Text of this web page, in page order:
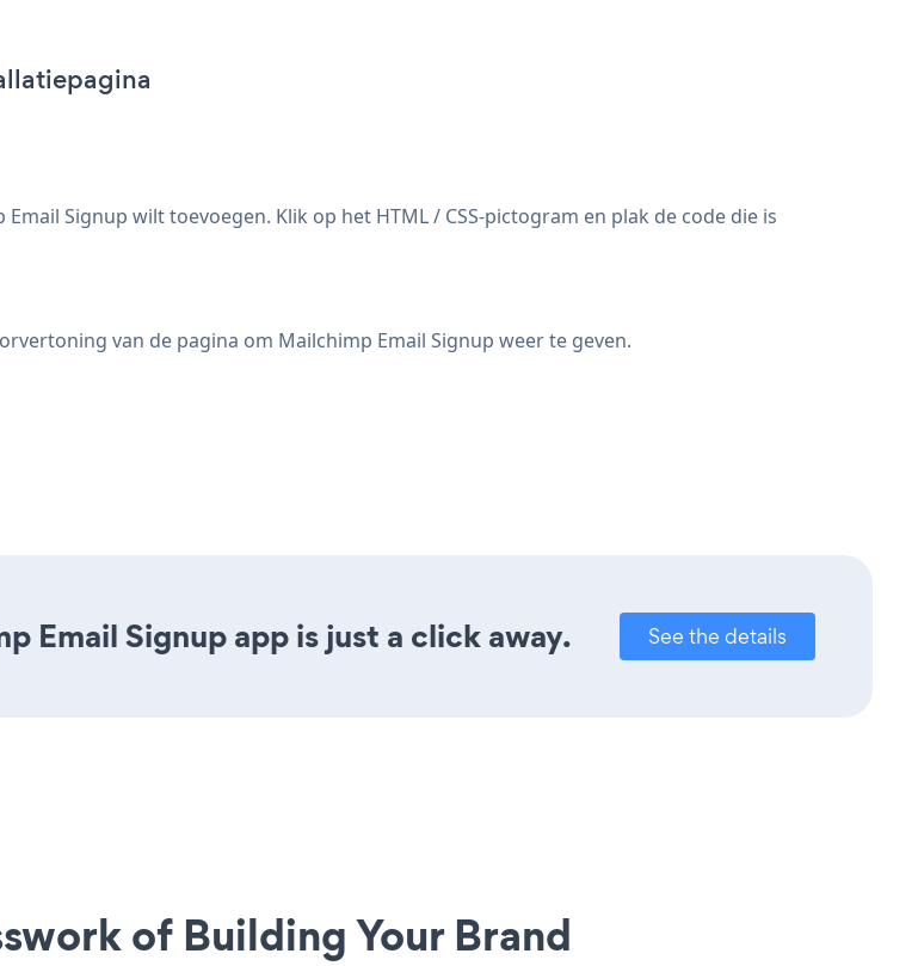
Signup wilt toevoegen. Klik op het HTML / CSS-pictogram en plak de code die is
van de pagina om Mailchimp Email Signup weer te geven.
Email Signup app is just a click away. See the details
of Building Your Brand